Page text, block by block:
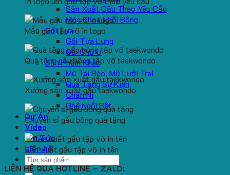
Sản Xuất Gấu Theo Yêu Cầu
Móc Khoá Nhồi Bông
Gối Tựa
Gối Tựa Lưng
Gối Chữ U
Sản Phẩm Khác
Mũ Tai Bèo, Mũ Lưỡi Trai
Quà Tặng Sự Kiện
Chăn Nỉ
Ghế Ngồi Bệt
Dự Án
Video
Tin Tức
Liên hệ
Search
for:
Mẫu gấu tập võ in logo
Quà tặng gấu bông tập võ taekwondo
Xưởng sản xuất gấu taekwondo
Chuyên sỉ gấu bông quà tặng
Sản xuất gấu tập võ in tên
LIÊN HỆ QUA HOTLINE – ZALO: